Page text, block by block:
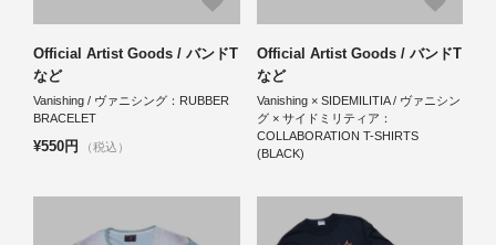
Official Artist Goods / バンドT
など
Vanishing / ヴァニシング：RUBBER
BRACELET
¥550円 （税込）
Official Artist Goods / バンドT
など
Vanishing × SIDEMILITIA / ヴァニシン
グ × サイドミリティア：
COLLABORATION T-SHIRTS
(BLACK)